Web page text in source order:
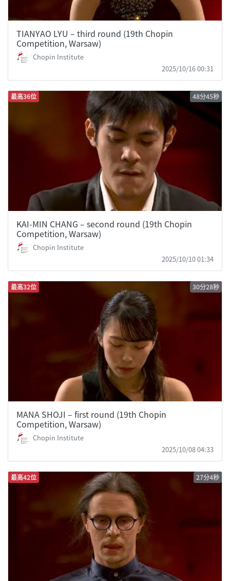
TIANYAO LYU – third round (19th Chopin
Competition, Warsaw)
Chopin Institute
2025/10/16 00:31
最高36位 48分45秒
KAI-MIN CHANG – second round (19th Chopin
Competition, Warsaw)
Chopin Institute
2025/10/10 01:34
最高32位 30分28秒
MANA SHOJI – first round (19th Chopin
Competition, Warsaw)
Chopin Institute
2025/10/08 04:33
最高42位 27分4秒